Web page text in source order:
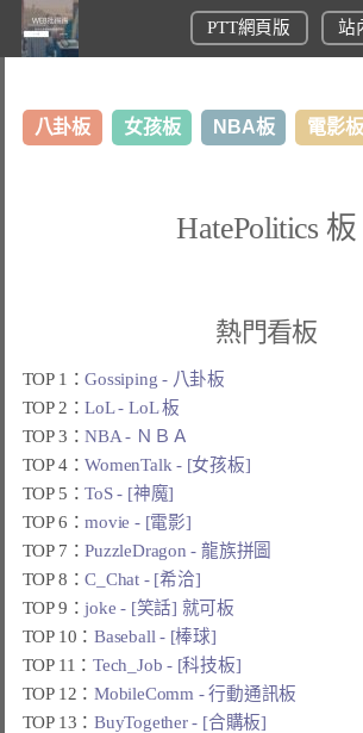
PTT網頁版 站
八卦板 女孩板 NBA板 電影板
HatePolitics 板
熱門看板
TOP 1：Gossiping - 八卦板
TOP 2：LoL - LoL 板
TOP 3：NBA - ＮＢＡ
TOP 4：WomenTalk - [女孩板]
TOP 5：ToS - [神魔]
TOP 6：movie - [電影]
TOP 7：PuzzleDragon - 龍族拼圖
TOP 8：C_Chat - [希洽]
TOP 9：joke - [笑話] 就可板
TOP 10：Baseball - [棒球]
TOP 11：Tech_Job - [科技板]
TOP 12：MobileComm - 行動通訊板
TOP 13：BuyTogether - [合購板]